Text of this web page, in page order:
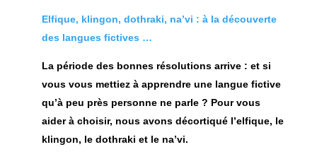
Elfique, klingon, dothraki, na’vi : à la découverte
des langues fictives …
La période des bonnes résolutions arrive : et si
vous vous mettiez à apprendre une langue fictive
qu’à peu près personne ne parle ? Pour vous
aider à choisir, nous avons décortiqué l’elfique, le
klingon, le dothraki et le na’vi.